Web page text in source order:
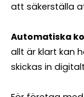
att säkerställa
Automatiska
allt är klart kan
skickas in